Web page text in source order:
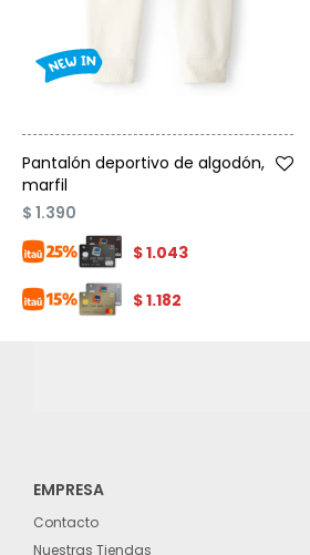
Pantalón deportivo de algodón,
marfil
$ 1.390
$1.043
$1.182
EMPRESA
Contacto
Nuestras Tiendas